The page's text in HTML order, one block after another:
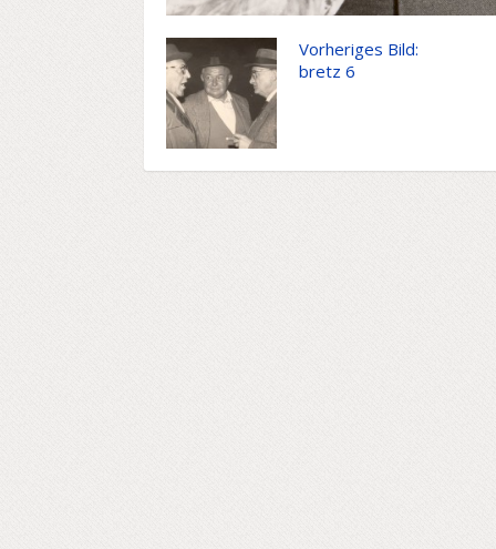
Vorheriges Bild:
bretz 6